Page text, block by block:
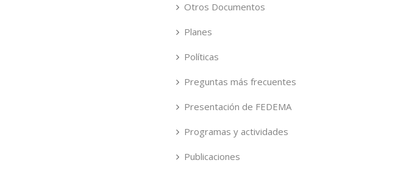
Otros Documentos
Planes
Políticas
Preguntas más frecuentes
Presentación de FEDEMA
Programas y actividades
Publicaciones